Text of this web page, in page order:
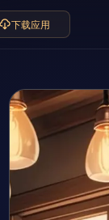
下载应用